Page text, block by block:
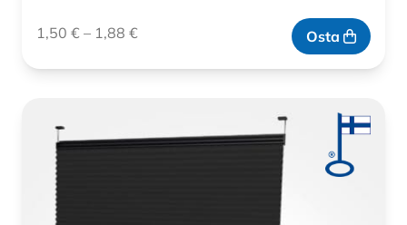
1,50 € – 1,88 € Osta